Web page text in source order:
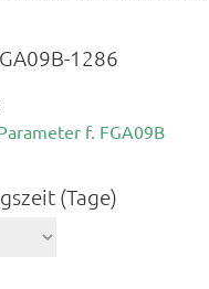
1286
f. FGA09B
(Tage)